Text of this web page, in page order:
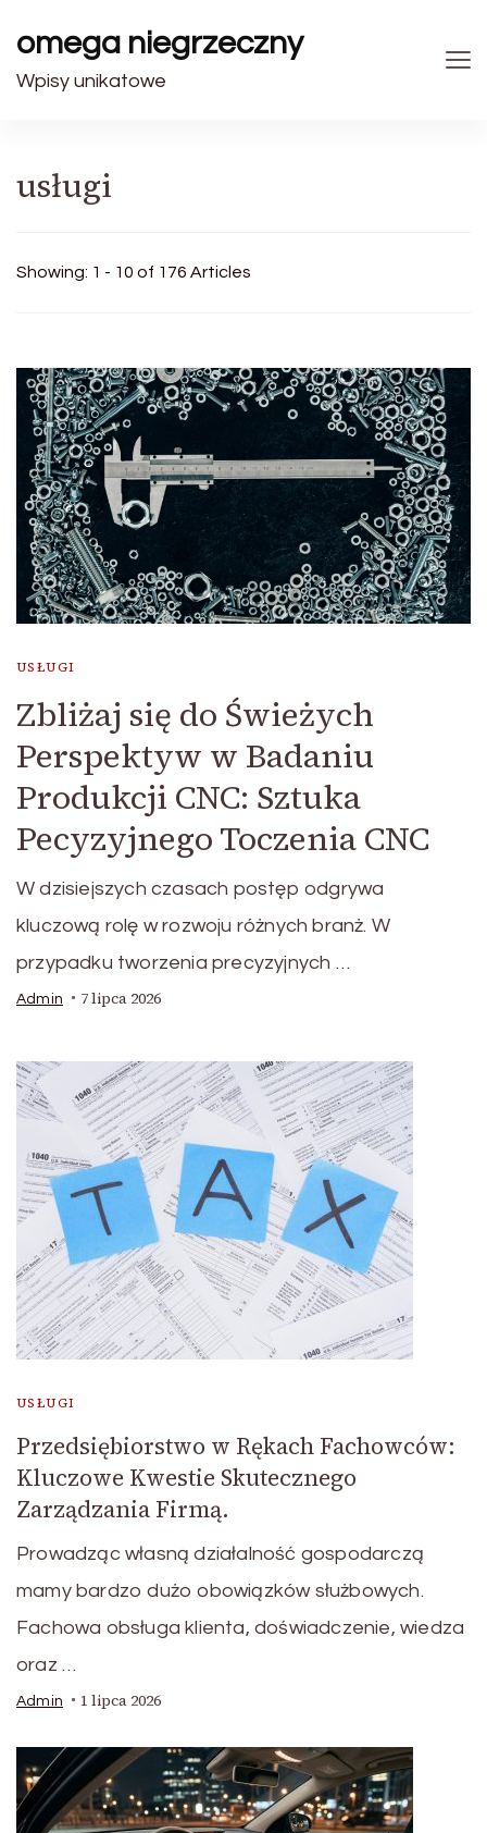
omega niegrzeczny
Wpisy unikatowe
usługi
Showing: 1 - 10 of 176 Articles
USŁUGI
Zbliżaj się do Świeżych
Perspektyw w Badaniu
Produkcji CNC: Sztuka
Pecyzyjnego Toczenia CNC
W dzisiejszych czasach postęp odgrywa
kluczową rolę w rozwoju różnych branż. W
przypadku tworzenia precyzyjnych …
Admin 7 lipca 2026
USŁUGI
Przedsiębiorstwo w Rękach Fachowców:
Kluczowe Kwestie Skutecznego
Zarządzania Firmą.
Prowadząc własną działalność gospodarczą
mamy bardzo dużo obowiązków służbowych.
Fachowa obsługa klienta, doświadczenie, wiedza
oraz …
Admin 1 lipca 2026